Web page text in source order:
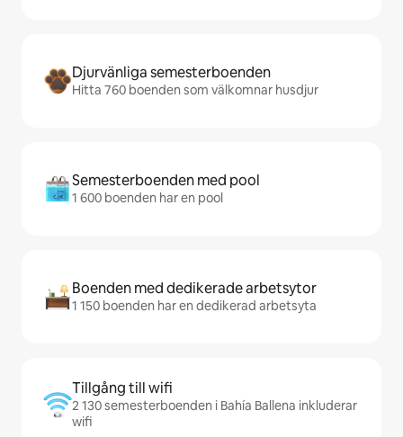
Djurvänliga semesterboenden
Hitta 760 boenden som välkomnar husdjur
Semesterboenden med pool
1 600 boenden har en pool
Boenden med dedikerade arbetsytor
1 150 boenden har en dedikerad arbetsyta
Tillgång till wifi
2 130 semesterboenden i Bahía Ballena inkluderar
wifi